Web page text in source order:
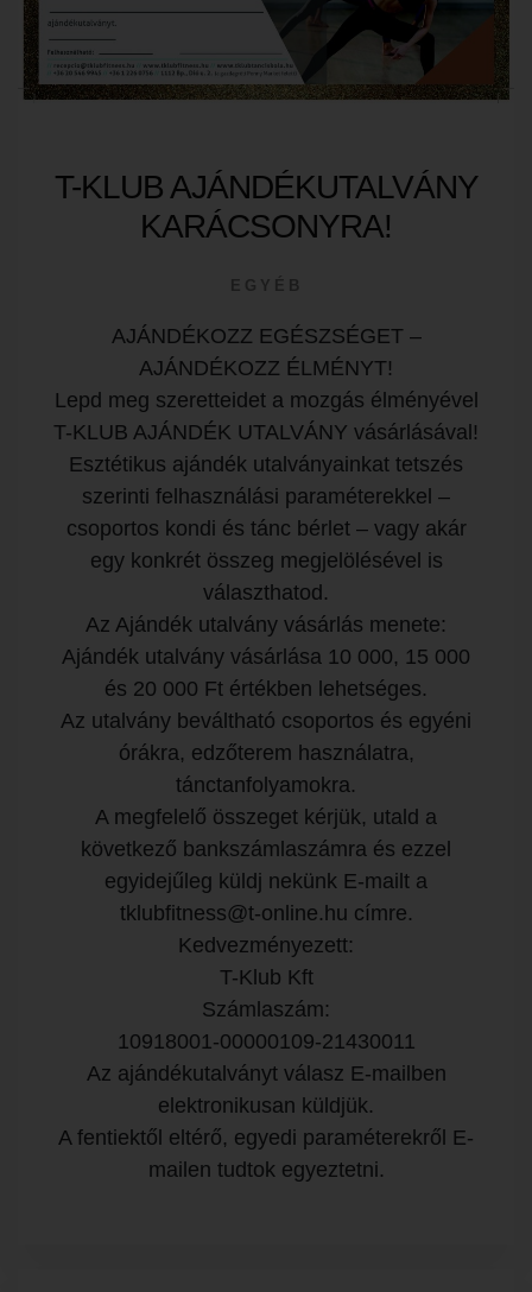
T-KLUB AJÁNDÉKUTALVÁNY
KARÁCSONYRA!
EGYÉB
AJÁNDÉKOZZ EGÉSZSÉGET –
AJÁNDÉKOZZ ÉLMÉNYT!
Lepd meg szeretteidet a mozgás élményével
T-KLUB AJÁNDÉK UTALVÁNY vásárlásával!
Esztétikus ajándék utalványainkat tetszés
szerinti felhasználási paraméterekkel –
csoportos kondi és tánc bérlet – vagy akár
egy konkrét összeg megjelölésével is
választhatod.
Az Ajándék utalvány vásárlás menete:
Ajándék utalvány vásárlása 10 000, 15 000
és 20 000 Ft értékben lehetséges.
Az utalvány beváltható csoportos és egyéni
órákra, edzőterem használatra,
tánctanfolyamokra.
A megfelelő összeget kérjük, utald a
következő bankszámlaszámra és ezzel
egyidejűleg küldj nekünk E-mailt a
tklubfitness@t-online.hu címre.
Kedvezményezett:
T-Klub Kft
Számlaszám:
10918001-00000109-21430011
Az ajándékutalványt válasz E-mailben
elektronikusan küldjük.
A fentiektől eltérő, egyedi paraméterekről E-
mailen tudtok egyeztetni.